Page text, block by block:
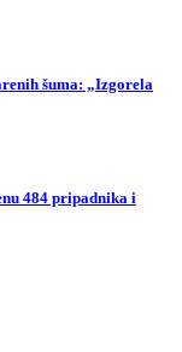
šuma: „Izgorela
484 pripadnika i